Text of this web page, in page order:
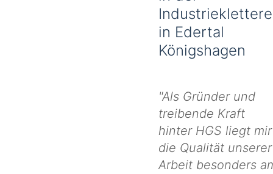
in Edertal
Königshagen
"Als Gründer und
treibende Kraft
hinter HGS liegt mir
die Qualität unserer
Arbeit besonders